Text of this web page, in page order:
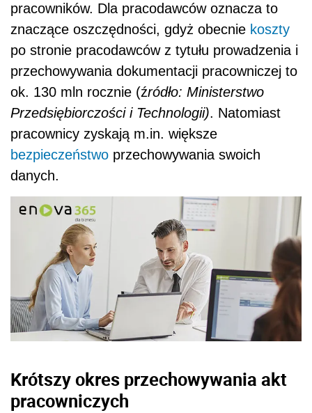
pracowników. Dla pracodawców oznacza to
znaczące oszczędności, gdyż obecnie koszty
po stronie pracodawców z tytułu prowadzenia i
przechowywania dokumentacji pracowniczej to
ok. 130 mln rocznie (źródło: Ministerstwo
Przedsiębiorczości i Technologii). Natomiast
pracownicy zyskają m.in. większe
bezpieczeństwo przechowywania swoich
danych.
Krótszy okres przechowywania akt
pracowniczych